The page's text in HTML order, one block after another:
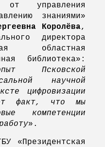
управления
знаниями»
Королёва,
директора
областная
библиотека»:
Псковской
научной
цифровизации
факт, что мы
компетенции
».
«Президентская